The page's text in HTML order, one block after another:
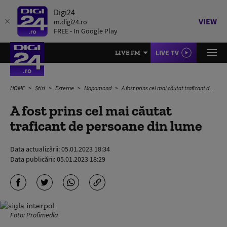
Digi24
m.digi24.ro
FREE - In Google Play
VIEW
LIVE FM LIVE TV
HOME Știri Externe Mapamond A fost prins cel mai căutat traficant de persoane din lume
A fost prins cel mai căutat
traficant de persoane din lume
Data actualizării:05.01.2023 18:34
Data publicării:05.01.2023 18:29
Foto: Profimedia